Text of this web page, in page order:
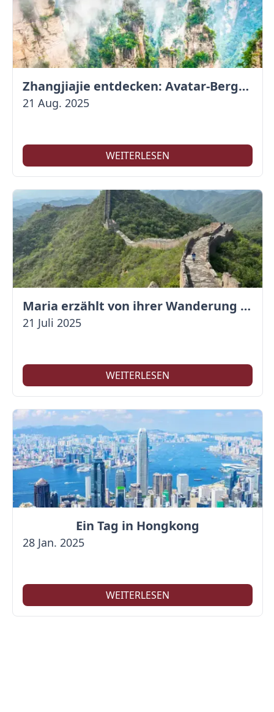
Zhangjiajie entdecken: Avatar-Berge & Altstadt von Fenghuang
21 Aug. 2025
WEITERLESEN
Maria erzählt von ihrer Wanderung auf der Großen Mauer
21 Juli 2025
WEITERLESEN
Ein Tag in Hongkong
28 Jan. 2025
WEITERLESEN